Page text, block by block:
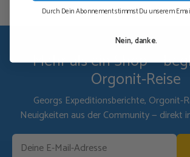
Mehr als ein Shop —
Orgonit-Reise
Georgs Expeditionsberichte, Orgonit-
Neuigkeiten aus der Community — direkt
Durch Dein Abonnement stimmst Du unserem
Nein, danke.